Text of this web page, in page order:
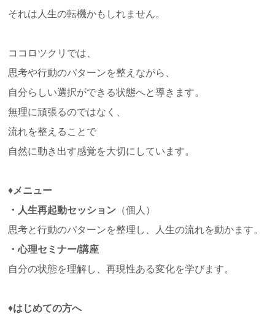
それは人生の転機かもしれません。
ココロツクリでは、
思考や行動のパターンを整えながら、
自分らしい選択ができる状態へと導きます。
無理に頑張るのではなく、
流れを整えることで
自然に動き出す感覚を大切にしています。
♦メニュー
・人生再起動セッション （個人）
思考と行動のパターンを整理し、人生の流れを動かます。
・心理セミナー/講座
自分の状態を理解し、再現性ある変化を学びます。
♦はじめての方へ